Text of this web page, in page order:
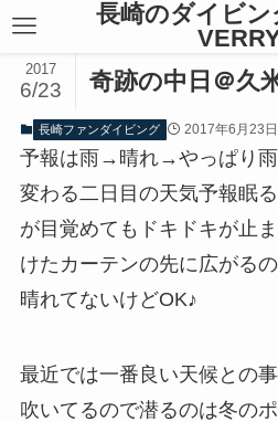
長崎のダイビ
奇跡の中日＠久
2017
6/23
長崎ファンダイビング 2017年6月23日
予報は雨→晴れ→やっぱり
変わる二日目の天気予報眠
が目覚めてもドキドキが止
けたカーテンの先に広がる
晴れてないけどOK♪
最近では一番良い天候との
吹いてるので潜るのは冬の